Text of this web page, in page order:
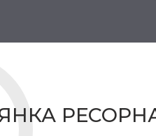
РЕСОРНА